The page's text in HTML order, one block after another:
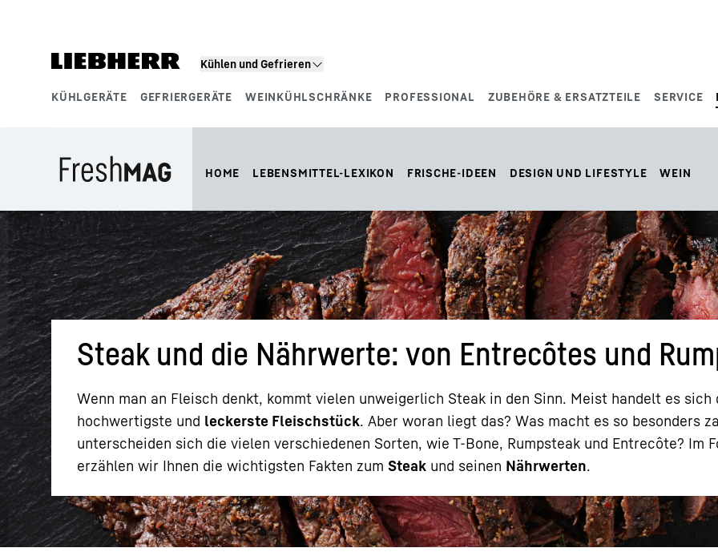
Kühlen und Gefrieren
KÜHLGERÄTE GEFRIERGERÄTE WEINKÜHLSCHRÄNKE PROFESSIONAL ZUBEHÖRE & ERSATZTEILE SERVICE
HOME LEBENSMITTEL-LEXIKON FRISCHE-IDEEN DESIGN UND LIFESTYLE WEIN
Steak und die Nährwerte: von Entrecôtes und
Wenn man an Fleisch denkt, kommt vielen unweigerlich Steak in den Sinn. Meist handelt es sich
hochwertigste und leckerste Fleischstück. Aber woran liegt das? Was macht es so besonders
unterscheiden sich die vielen verschiedenen Sorten, wie T-Bone, Rumpsteak und Entrecôte? Im
erzählen wir Ihnen die wichtigsten Fakten zum Steak und seinen Nährwerten.